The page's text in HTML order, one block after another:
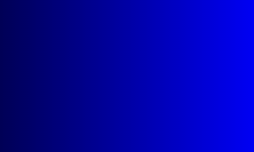
набагато простішою.
ДЛЯ ВАШОГО